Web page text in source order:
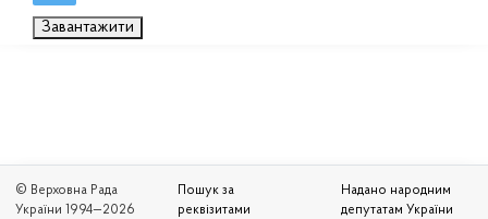
Завантажити
© Верховна Рада
України 1994—2026
Пошук за
реквізитами
Надано народним
депутатам України